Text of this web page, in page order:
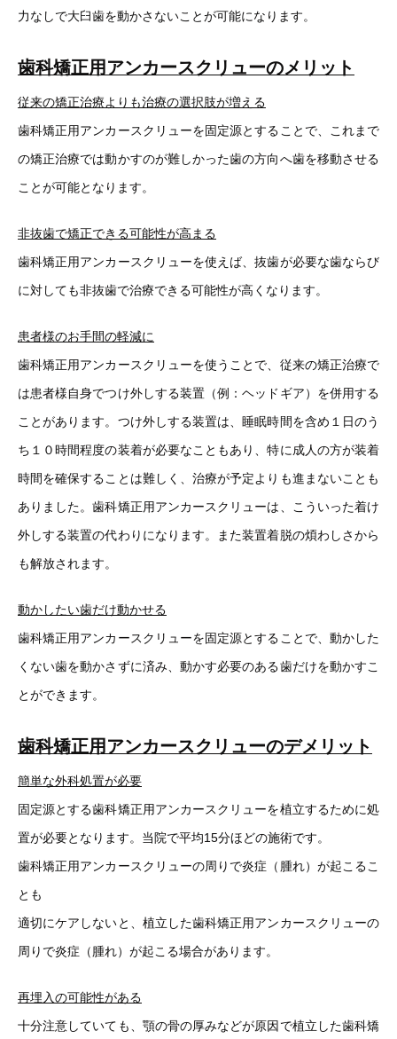
力なしで大臼歯を動かさないことが可能になります。
歯科矯正用アンカースクリューのメリット
従来の矯正治療よりも治療の選択肢が増える
歯科矯正用アンカースクリューを固定源とすることで、これまで
の矯正治療では動かすのが難しかった歯の方向へ歯を移動させる
ことが可能となります。
非抜歯で矯正できる可能性が高まる
歯科矯正用アンカースクリューを使えば、抜歯が必要な歯ならび
に対しても非抜歯で治療できる可能性が高くなります。
患者様のお手間の軽減に
歯科矯正用アンカースクリューを使うことで、従来の矯正治療で
は患者様自身でつけ外しする装置（例：ヘッドギア）を併用する
ことがあります。つけ外しする装置は、睡眠時間を含め１日のう
ち１０時間程度の装着が必要なこともあり、特に成人の方が装着
時間を確保することは難しく、治療が予定よりも進まないことも
ありました。歯科矯正用アンカースクリューは、こういった着け
外しする装置の代わりになります。また装置着脱の煩わしさから
も解放されます。
動かしたい歯だけ動かせる
歯科矯正用アンカースクリューを固定源とすることで、動かした
くない歯を動かさずに済み、動かす必要のある歯だけを動かすこ
とができます。
歯科矯正用アンカースクリューのデメリット
簡単な外科処置が必要
固定源とする歯科矯正用アンカースクリューを植立するために処
置が必要となります。当院で平均15分ほどの施術です。
歯科矯正用アンカースクリューの周りで炎症（腫れ）が起こるこ
とも
適切にケアしないと、植立した歯科矯正用アンカースクリューの
周りで炎症（腫れ）が起こる場合があります。
再埋入の可能性がある
十分注意していても、顎の骨の厚みなどが原因で植立した歯科矯